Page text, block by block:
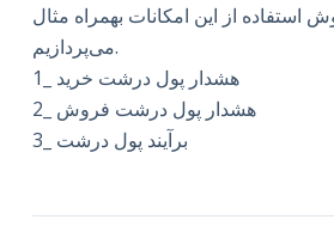
استفاده از این امکانات بهمراه مثال
می‌پردازیم.
1_ هشدار پول درشت خرید
2_ هشدار پول درشت فروش
3_ برآیند پول درشت